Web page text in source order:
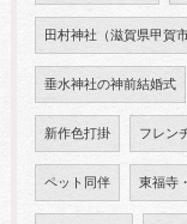
田村神社（滋賀県甲賀市
垂水神社の神前結婚式
新作色打掛 フレン
ペット同伴 東福寺